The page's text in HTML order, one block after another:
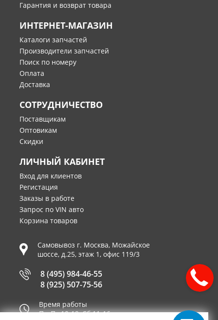
Гарантия и возврат товара
ИНТЕРНЕТ-МАГАЗИН
Каталоги запчастей
Производители запчастей
Поиск по номеру
Оплата
Доставка
СОТРУДНИЧЕСТВО
Поставщикам
Оптовикам
Скидки
ЛИЧНЫЙ КАБИНЕТ
Вход для клиентов
Регистация
Заказы в работе
Запрос по VIN авто
Корзина товаров
Самовывоз г. Москва, Можайское
шоссе, д.25, этаж 1, офис 119/3
8 (495) 984-46-55
8 (925) 507-75-56
Время работы
Пн-Пт 10-19, Сб 11-16